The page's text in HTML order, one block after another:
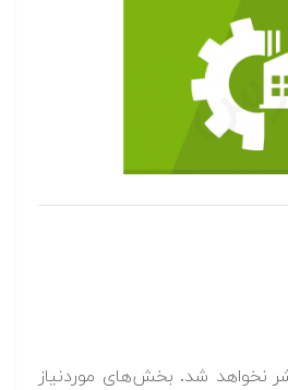
نخواهد شد. بخش‌های موردنیاز